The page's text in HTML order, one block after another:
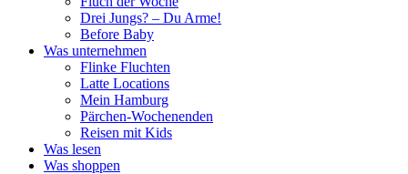
Drei Jungs? – Du Arme!
Before Baby
Was unternehmen
Flinke Fluchten
Latte Locations
Mein Hamburg
Pärchen-Wochenenden
Reisen mit Kids
Was lesen
Was shoppen